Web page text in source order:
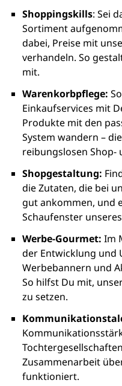
Shoppingskills: Sei
Sortiment
dabei, Preise mit
verhandeln. So
mit.
Warenkorbpflege:
Einkaufservices mit
Produkte mit den
System wandern –
reibungslosen Shop-
Shopgestaltung:
die Zutaten, die bei
gut ankommen, und
Schaufenster
Werbe-Gourmet: Im
der Entwicklung und
Werbebannern und
So hilfst Du mit,
zu setzen.
Zusammenarbeit
funktioniert.